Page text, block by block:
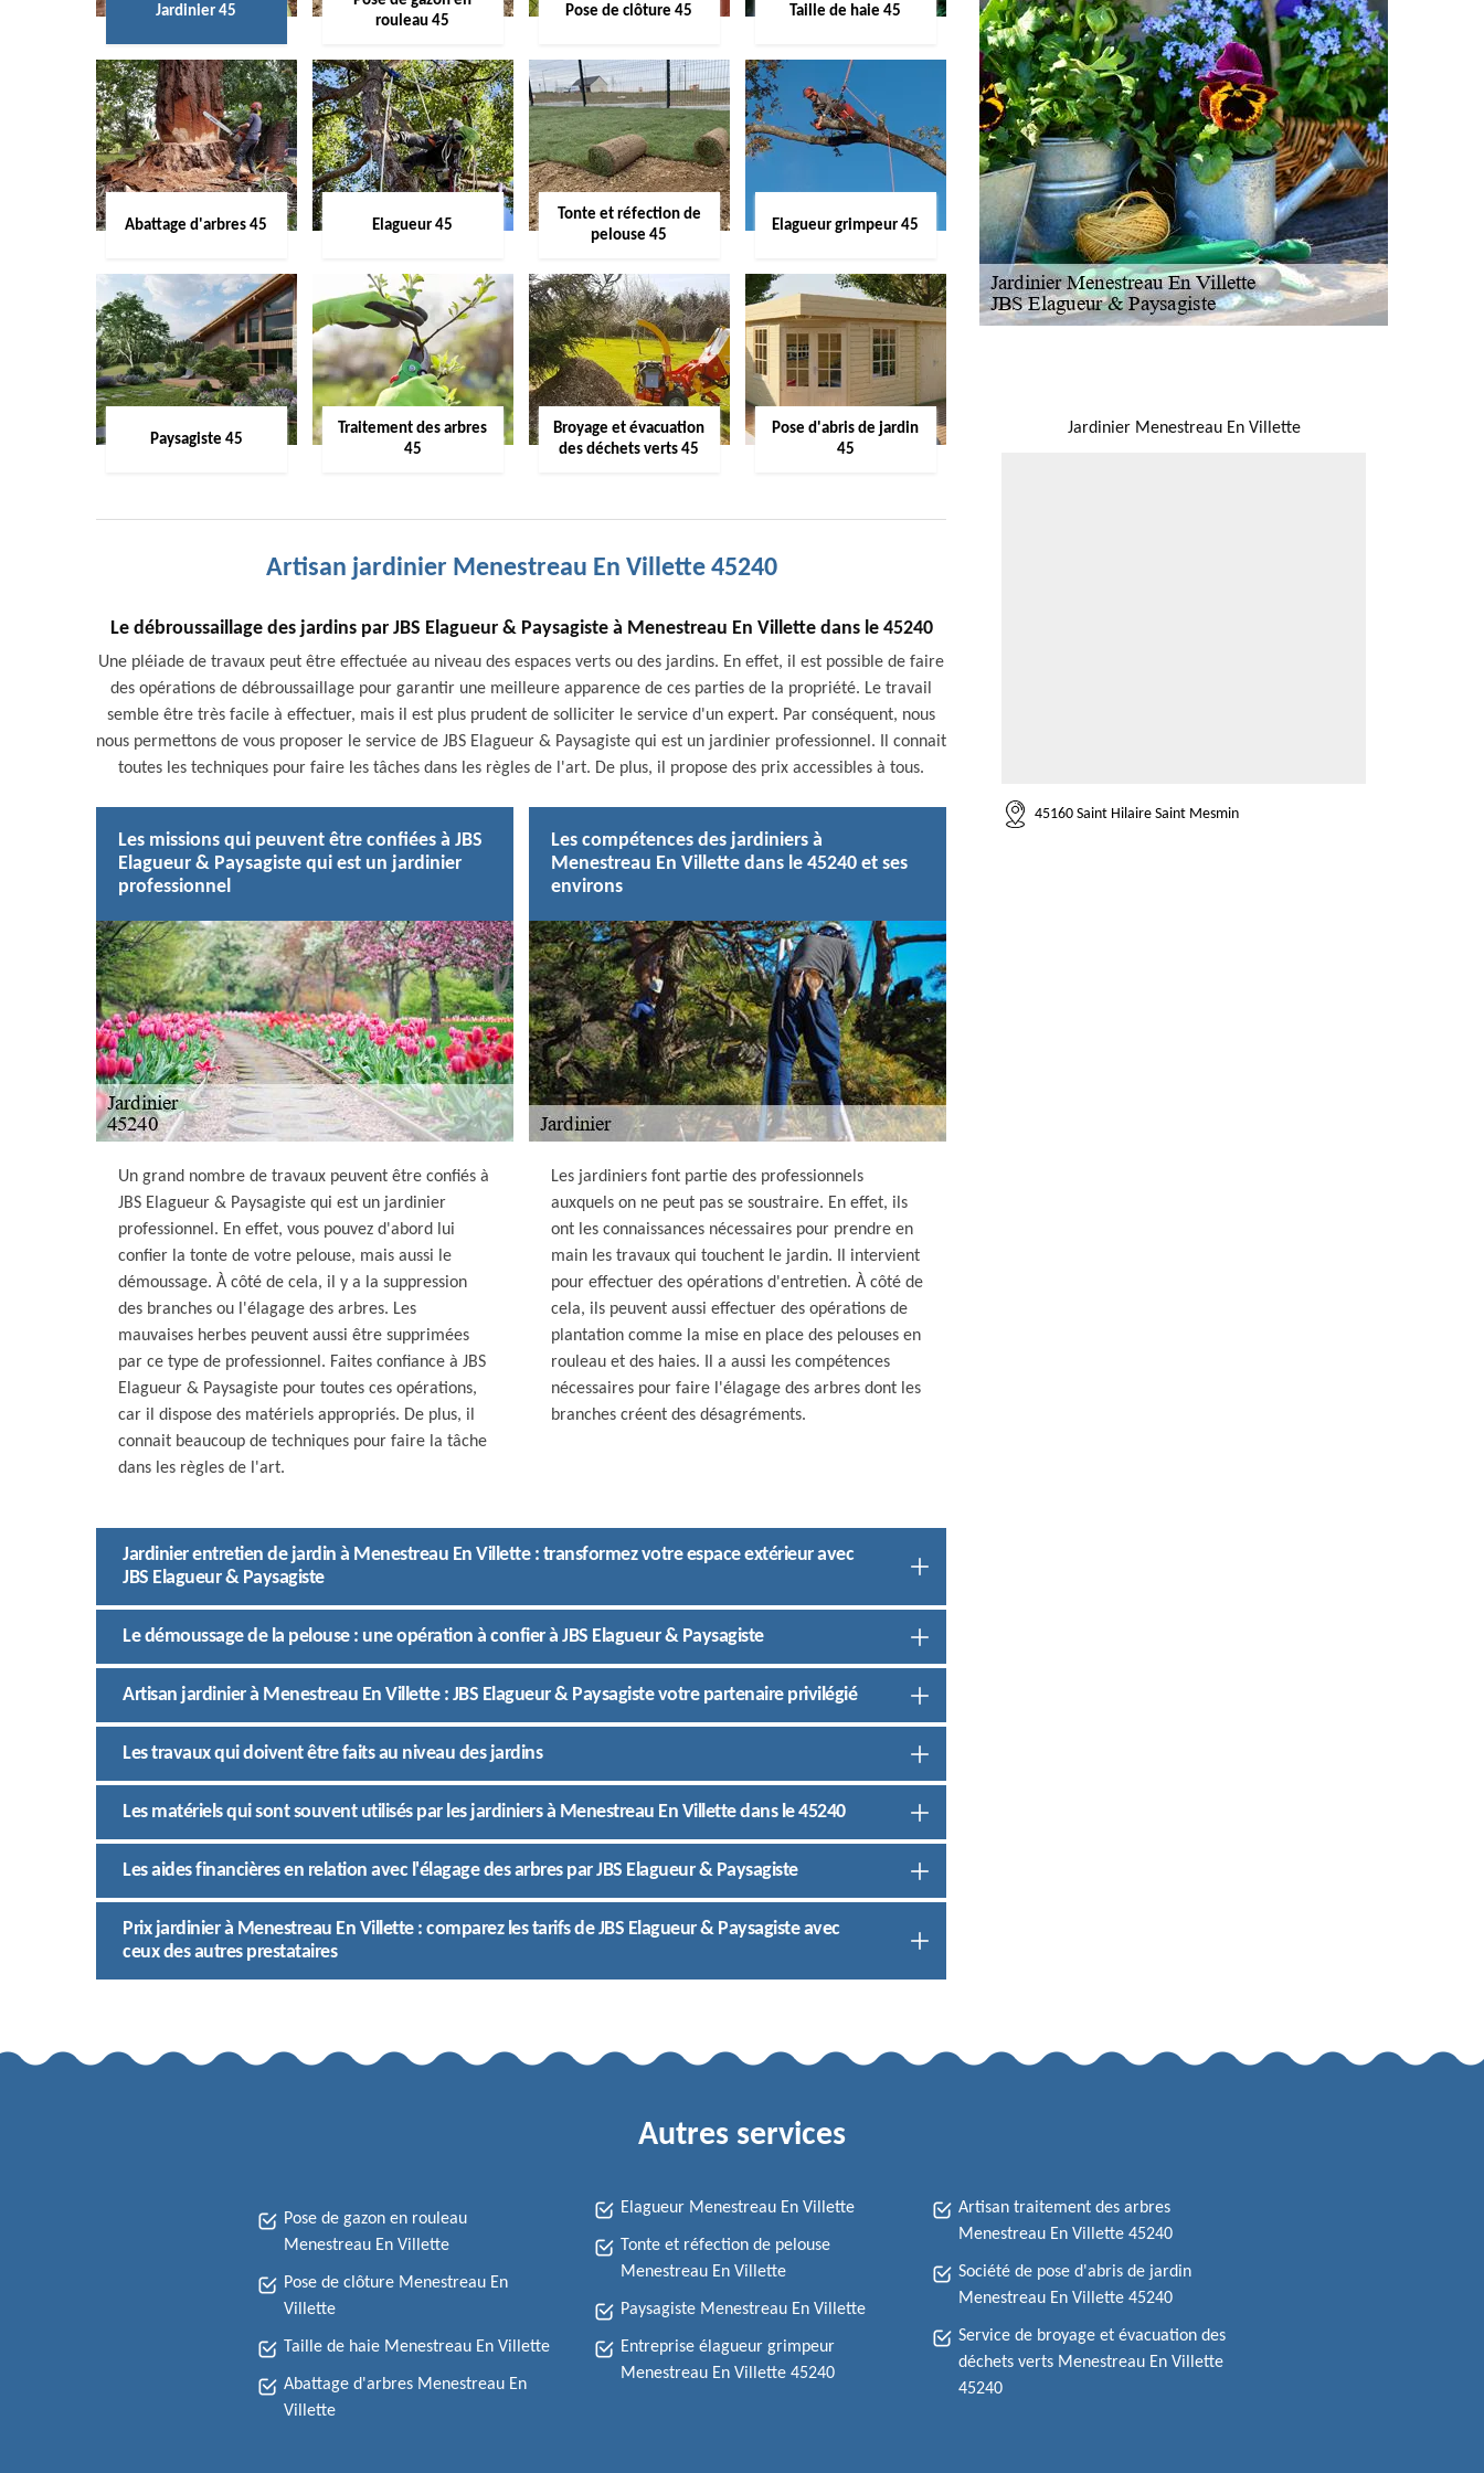
Jardinier 45
rouleau 45
Pose de clôture 45 Taille de haie 45
Abattage d'arbres 45 Elagueur 45
Tonte et réfection de
pelouse 45
Elagueur grimpeur 45
Paysagiste 45
Traitement des arbres
45
Broyage et évacuation
des déchets verts 45
Pose d'abris de jardin
45
Artisan jardinier Menestreau En Villette 45240
Le débroussaillage des jardins par JBS Elagueur & Paysagiste à Menestreau En Villette dans le 45240
Une pléiade de travaux peut être effectuée au niveau des espaces verts ou des jardins. En effet, il est possible de faire
des opérations de débroussaillage pour garantir une meilleure apparence de ces parties de la propriété. Le travail
semble être très facile à effectuer, mais il est plus prudent de solliciter le service d'un expert. Par conséquent, nous
nous permettons de vous proposer le service de JBS Elagueur & Paysagiste qui est un jardinier professionnel. Il connait
toutes les techniques pour faire les tâches dans les règles de l'art. De plus, il propose des prix accessibles à tous.
Les missions qui peuvent être confiées à JBS
Elagueur & Paysagiste qui est un jardinier
professionnel
Un grand nombre de travaux peuvent être confiés à
JBS Elagueur & Paysagiste qui est un jardinier
professionnel. En effet, vous pouvez d'abord lui
confier la tonte de votre pelouse, mais aussi le
démoussage. À côté de cela, il y a la suppression
des branches ou l'élagage des arbres. Les
mauvaises herbes peuvent aussi être supprimées
par ce type de professionnel. Faites confiance à JBS
Elagueur & Paysagiste pour toutes ces opérations,
car il dispose des matériels appropriés. De plus, il
connait beaucoup de techniques pour faire la tâche
dans les règles de l'art.
Les compétences des jardiniers à
Menestreau En Villette dans le 45240 et ses
environs
Les jardiniers font partie des professionnels
auxquels on ne peut pas se soustraire. En effet, ils
ont les connaissances nécessaires pour prendre en
main les travaux qui touchent le jardin. Il intervient
pour effectuer des opérations d'entretien. À côté de
cela, ils peuvent aussi effectuer des opérations de
plantation comme la mise en place des pelouses en
rouleau et des haies. Il a aussi les compétences
nécessaires pour faire l'élagage des arbres dont les
branches créent des désagréments.
Jardinier entretien de jardin à Menestreau En Villette : transformez votre espace extérieur avec
JBS Elagueur & Paysagiste
Le démoussage de la pelouse : une opération à confier à JBS Elagueur & Paysagiste
Artisan jardinier à Menestreau En Villette : JBS Elagueur & Paysagiste votre partenaire privilégié
Les travaux qui doivent être faits au niveau des jardins
Les matériels qui sont souvent utilisés par les jardiniers à Menestreau En Villette dans le 45240
Les aides financières en relation avec l'élagage des arbres par JBS Elagueur & Paysagiste
Prix jardinier à Menestreau En Villette : comparez les tarifs de JBS Elagueur & Paysagiste avec
ceux des autres prestataires
Jardinier Menestreau En Villette
45160 Saint Hilaire Saint Mesmin
Autres services
Pose de gazon en rouleau
Menestreau En Villette
Pose de clôture Menestreau En
Villette
Taille de haie Menestreau En Villette
Abattage d'arbres Menestreau En
Villette
Elagueur Menestreau En Villette
Tonte et réfection de pelouse
Menestreau En Villette
Paysagiste Menestreau En Villette
Entreprise élagueur grimpeur
Menestreau En Villette 45240
Artisan traitement des arbres
Menestreau En Villette 45240
Société de pose d'abris de jardin
Menestreau En Villette 45240
Service de broyage et évacuation des
déchets verts Menestreau En Villette
45240